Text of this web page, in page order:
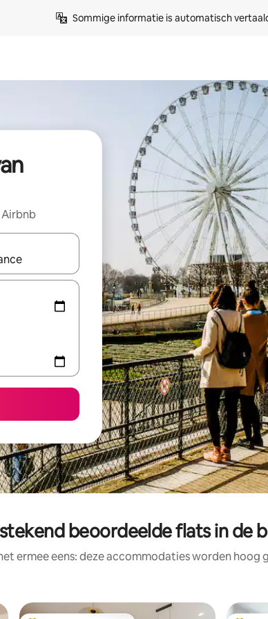
Sommige informatie is automatisch
zijn, maak je een keuze met je de pijltjestoetsen omhoog
beoordeelde flats in de
ermee eens: deze accommodaties worden